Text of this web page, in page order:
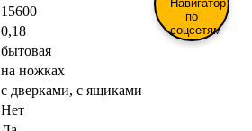
15600
0,18
бытовая
на ножках
с дверками, с ящиками
Нет